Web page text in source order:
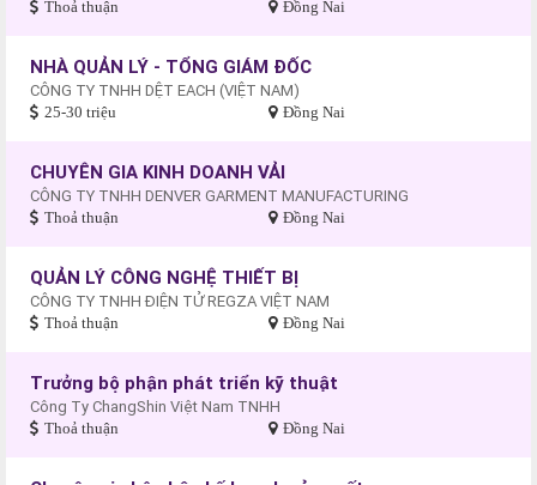
Thoả thuận Đồng Nai
NHÀ QUẢN LÝ - TỔNG GIÁM ĐỐC
CÔNG TY TNHH DỆT EACH (VIỆT NAM)
25-30 triệu Đồng Nai
CHUYÊN GIA KINH DOANH VẢI
CÔNG TY TNHH DENVER GARMENT MANUFACTURING
Thoả thuận Đồng Nai
QUẢN LÝ CÔNG NGHỆ THIẾT BỊ
CÔNG TY TNHH ĐIỆN TỬ REGZA VIỆT NAM
Thoả thuận Đồng Nai
Trưởng bộ phận phát triển kỹ thuật
Công Ty ChangShin Việt Nam TNHH
Thoả thuận Đồng Nai